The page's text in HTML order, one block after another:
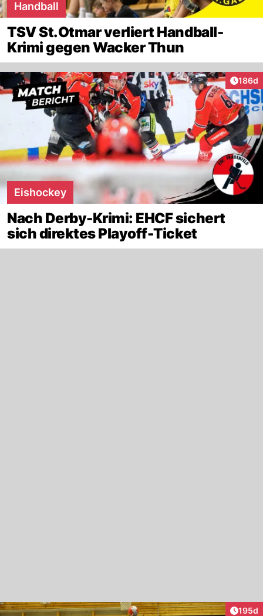
Handball
TSV St.Otmar verliert Handball-
Krimi gegen Wacker Thun
186d
Eishockey
Nach Derby-Krimi: EHCF sichert
sich direktes Playoff-Ticket
195d